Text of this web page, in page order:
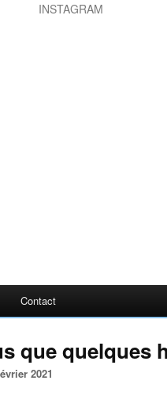
INSTAGRAM
Contact
que quelques
2021